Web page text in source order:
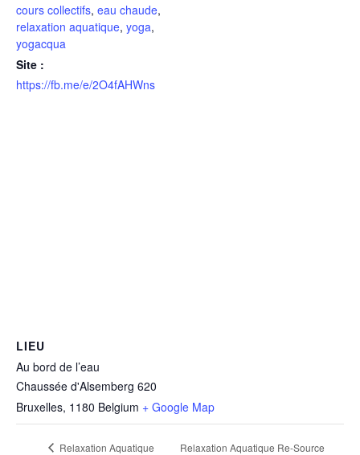
cours collectifs, eau chaude,
relaxation aquatique, yoga,
yogacqua
Site :
https://fb.me/e/2O4fAHWns
LIEU
Au bord de l’eau
Chaussée d'Alsemberg 620
Bruxelles, 1180 Belgium + Google Map
Relaxation Aquatique
Relaxation Aquatique Re-Source